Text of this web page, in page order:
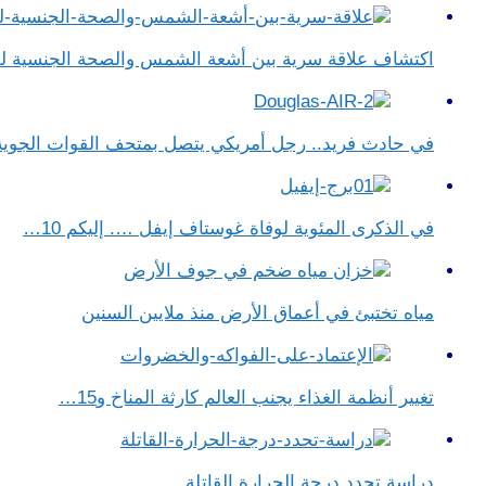
اكتشاف علاقة سرية بين أشعة الشمس والصحة الجنسية
في حادث فريد.. رجل أمريكي يتصل بمتحف القوات
في الذكرى المئوية لوفاة غوستاف إيفل …. إليكم 10…
مياه تختبئ في أعماق الأرض منذ ملايين السنين
تغيير أنظمة الغذاء يجنب العالم كارثة المناخ و15…